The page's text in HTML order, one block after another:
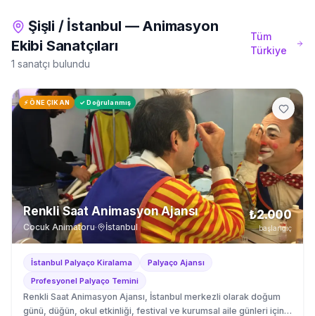
Şişli / İstanbul — Animasyon
Ekibi Sanatçıları
1 sanatçı bulundu
Tüm
Türkiye
⚡ ÖNE ÇIKAN ✓ Doğrulanmış
Renkli Saat Animasyon Ajansı
Cocuk Animatoru· İstanbul
₺2.000
başlangıç
İstanbul Palyaço Kiralama
Palyaço Ajansı
Profesyonel Palyaço Temini
Renkli Saat Animasyon Ajansı, İstanbul merkezli olarak doğum
günü, düğün, okul etkinliği, festival ve kurumsal aile günleri için